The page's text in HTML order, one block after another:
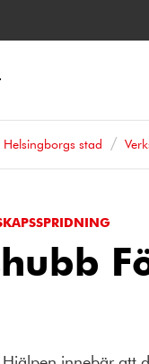
Helsingborgs stad